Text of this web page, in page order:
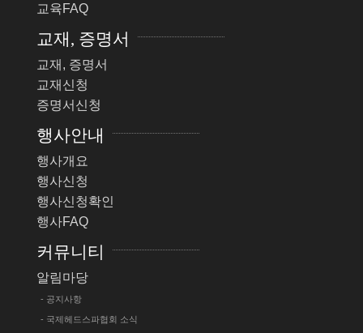
교육FAQ
교재, 증명서
교재, 증명서
교재신청
증명서신청
행사안내
행사개요
행사신청
행사신청확인
행사FAQ
커뮤니티
알림마당
- 공지사항
- 국제헤드스파협회 소식